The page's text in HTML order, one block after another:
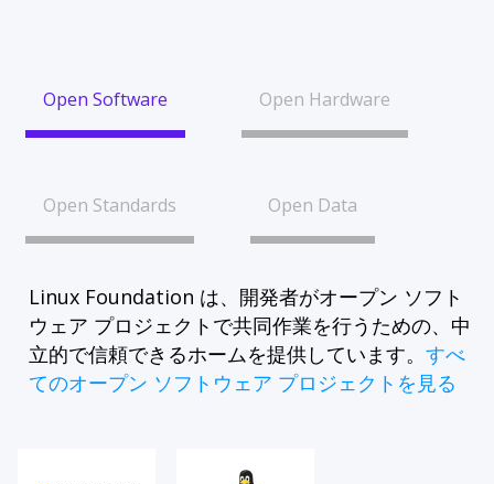
Open Software Open Hardware
Open Standards Open Data
Linux Foundation は、開発者がオープン ソフト
ウェア プロジェクトで共同作業を行うための、中
立的で信頼できるホームを提供しています。 すべ
てのオープン ソフトウェア プロジェクトを見る